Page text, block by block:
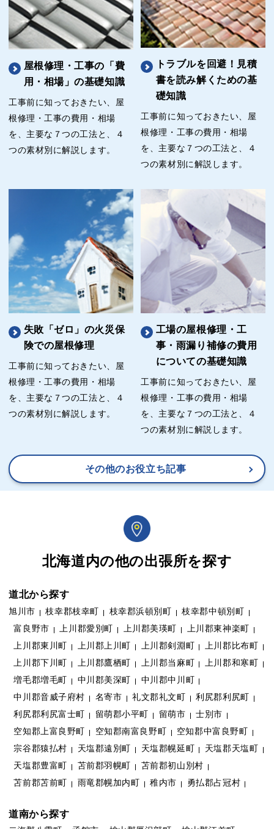
屋根修理・工事の「費
用・相場」の基礎知識
工事前に知っておきたい、屋
根修理・工事の費用・相場
を、主要な７つの工法と、４
つの素材別に解説します。
トラブルを回避！見積
書を読み解くための基
礎知識
工事前に知っておきたい、屋
根修理・工事の費用・相場
を、主要な７つの工法と、４
つの素材別に解説します。
失敗「ゼロ」の火災保
険での屋根修理
工事前に知っておきたい、屋
根修理・工事の費用・相場
を、主要な７つの工法と、４
つの素材別に解説します。
工場の屋根修理・工
事・雨漏り補修の費用
についての基礎知識
工事前に知っておきたい、屋
根修理・工事の費用・相場
を、主要な７つの工法と、４
つの素材別に解説します。
その他のお役立ち記事
北海道内の他の出張所を探す
道北から探す
旭川市 枝幸郡枝幸町 枝幸郡浜頓別町
枝幸郡中頓別町
富良野市
上川郡愛別町 上川郡美瑛町
上川郡東神楽町
上川郡東川町
上川郡上川町 上川郡剣淵町
上川郡比布町
上川郡下川町
上川郡鷹栖町 上川郡当麻町
上川郡和寒町
増毛郡増毛町
中川郡美深町
中川郡中川町
中川郡音威子府村
名寄市 礼文郡礼文町
利尻郡利尻町
利尻郡利尻富士町
留萌郡小平町 留萌市
士別市
空知郡上富良野町
空知郡南富良野町
空知郡中富良野町
宗谷郡猿払村
天塩郡遠別町 天塩郡幌延町
天塩郡天塩町
天塩郡豊富町
苫前郡羽幌町
苫前郡初山別村
苫前郡苫前町
雨竜郡幌加内町 稚内市 勇払郡占冠村
道南から探す